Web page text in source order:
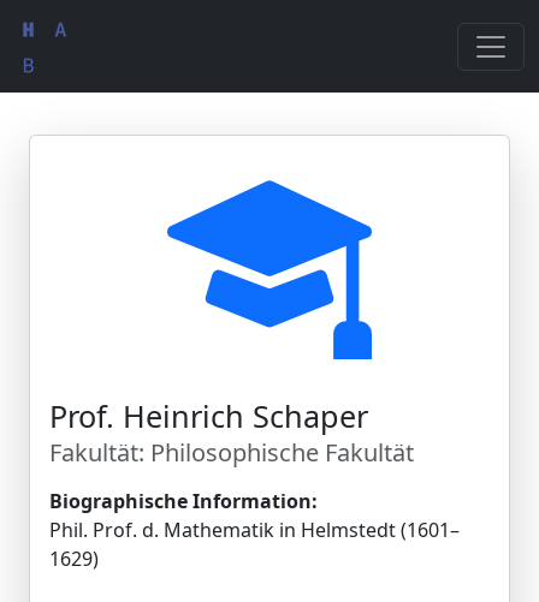
Prof. Heinrich Schaper
Fakultät: Philosophische Fakultät
Biographische Information:
Phil. Prof. d. Mathematik in Helmstedt (1601–
1629)